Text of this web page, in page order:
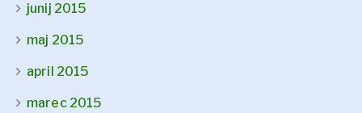
junij 2015
maj 2015
april 2015
marec 2015